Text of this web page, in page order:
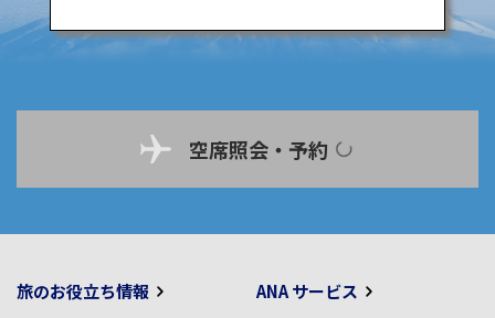
空席照会・予約
旅のお役立ち情報 ANA サービス